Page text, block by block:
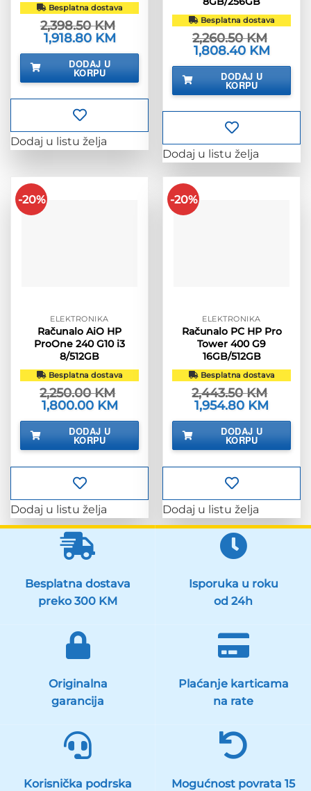
Besplatna dostava
2,398.50KM
Izvorna
cijena
bila
2,398.50 KM.
1,918.80 KM
je:
1,918.80 KM.
DODAJ U
KORPU
Dodaj u listu želja
Besplatna dostava
2,260.50KM
Izvorna
cijena
bila
2,260.50 KM.
1,808.40 KM
je:
DODAJ U
KORPU
Dodaj u listu želja
-20%
ELEKTRONIKA
Računalo AiO HP
ProOne 240 G10 i3
8/512GB
Besplatna dostava
2,250.00KM
Izvorna
cijena
bila
2,250.00 KM.
1,800.00 KM
je:
DODAJ U
KORPU
Dodaj u listu želja
-20%
ELEKTRONIKA
Računalo PC HP Pro
Tower 400 G9
16GB/512GB
Besplatna dostava
2,443.50KM
Izvorna
cijena
bila
2,443.50 KM.
1,954.80 KM
je:
DODAJ U
KORPU
Dodaj u listu želja
Besplatna dostava
preko 300 KM
Isporuka u roku
od 24h
Originalna
garancija
Plaćanje karticama
na rate
Korisnička podrska
Mogućnost povrata 15